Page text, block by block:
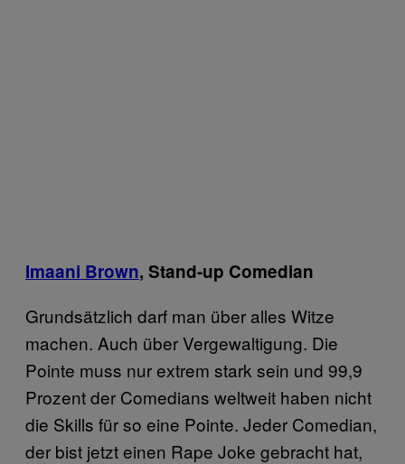
Imaani Brown, Stand-up Comedian
Grundsätzlich darf man über alles Witze
machen. Auch über Vergewaltigung. Die
Pointe muss nur extrem stark sein und 99,9
Prozent der Comedians weltweit haben nicht
die Skills für so eine Pointe. Jeder Comedian,
der bist jetzt einen Rape Joke gebracht hat,